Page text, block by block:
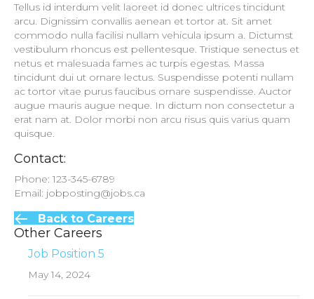
Tellus id interdum velit laoreet id donec ultrices tincidunt
arcu. Dignissim convallis aenean et tortor at. Sit amet
commodo nulla facilisi nullam vehicula ipsum a. Dictumst
vestibulum rhoncus est pellentesque. Tristique senectus et
netus et malesuada fames ac turpis egestas. Massa
tincidunt dui ut ornare lectus. Suspendisse potenti nullam
ac tortor vitae purus faucibus ornare suspendisse. Auctor
augue mauris augue neque. In dictum non consectetur a
erat nam at. Dolor morbi non arcu risus quis varius quam
quisque.
Contact:
Phone: 123-345-6789
Email: jobposting@jobs.ca
Back to Careers
Other Careers
Job Position 5
May 14, 2024